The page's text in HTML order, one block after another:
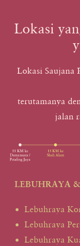
Lokasi
Lokasi Saujana
terutamanya
jalan
LEBUHRAYA
Lebuhraya
Lebuhraya
Lebuhraya